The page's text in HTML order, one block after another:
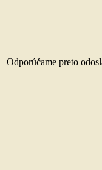
Odporúčame preto